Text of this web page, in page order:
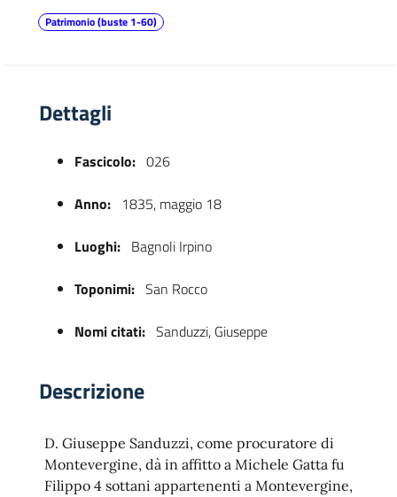
Patrimonio (buste 1-60)
Dettagli
Fascicolo: 026
Anno: 1835, maggio 18
Luoghi: Bagnoli Irpino
Toponimi: San Rocco
Nomi citati: Sanduzzi, Giuseppe
Descrizione
D. Giuseppe Sanduzzi, come procuratore di
Montevergine, dà in affitto a Michele Gatta fu
Filippo 4 sottani appartenenti a Montevergine,